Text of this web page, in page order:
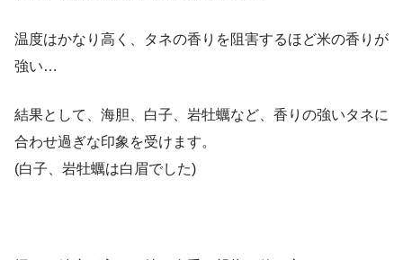
温度はかなり高く、タネの香りを阻害するほど米の香りが
強い…
結果として、海胆、白子、岩牡蠣など、香りの強いタネに
合わせ過ぎな印象を受けます。
(白子、岩牡蠣は白眉でした)